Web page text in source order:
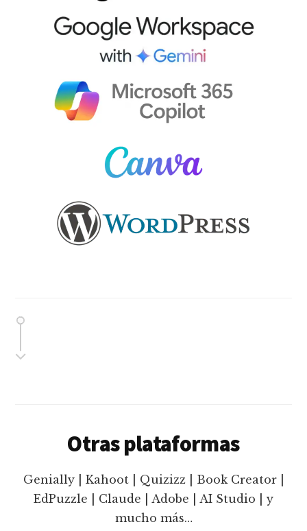
Otras plataformas
Genially | Kahoot | Quizizz | Book Creator |
EdPuzzle | Claude | Adobe | AI Studio | y
mucho más…